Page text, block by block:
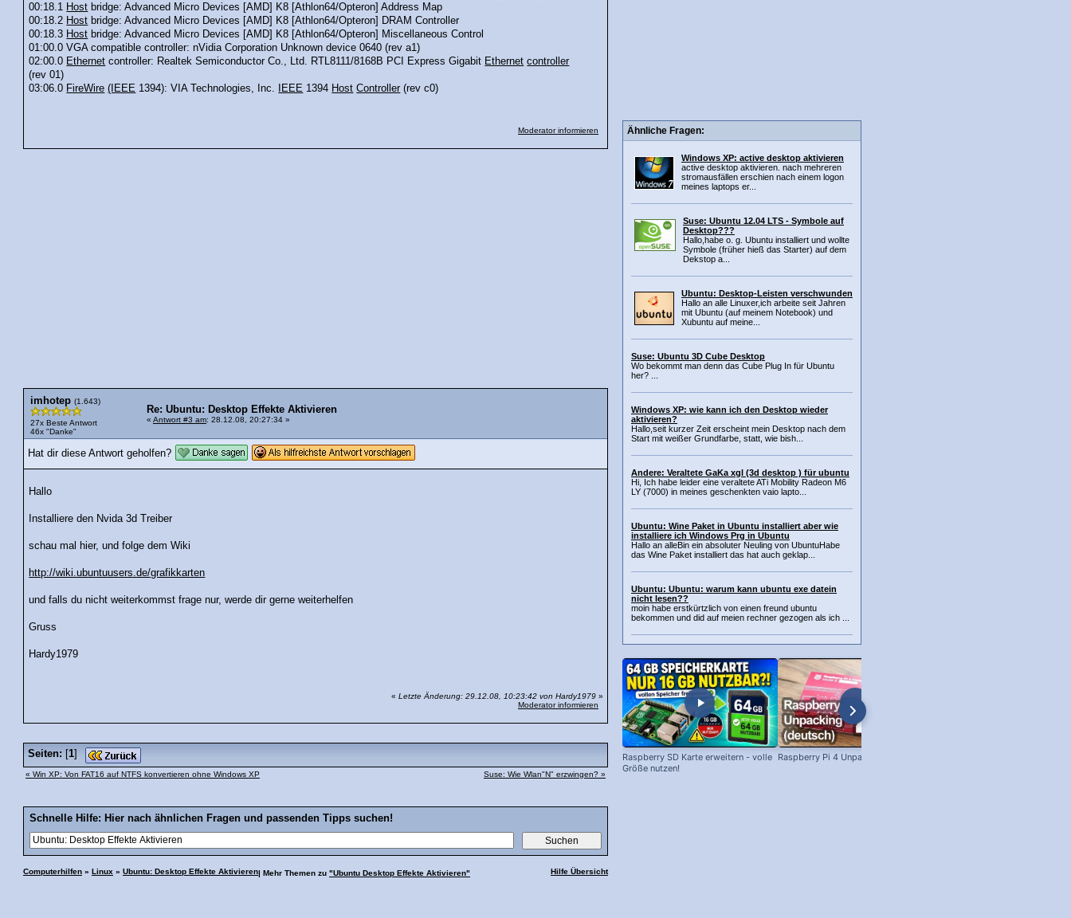
00:18.1
Host bridge: Advanced Micro Devices [AMD] K8 [Athlon64/Opteron] Address Map
00:18.2 Host bridge: Advanced Micro Devices [AMD] K8 [Athlon64/Opteron] DRAM Controller
00:18.3 Host bridge: Advanced Micro Devices [AMD] K8 [Athlon64/Opteron] Miscellaneous Control
01:00.0 VGA compatible controller: nVidia Corporation Unknown device 0640 (rev a1)
02:00.0 Ethernet controller: Realtek Semiconductor Co., Ltd. RTL8111/8168B PCI Express Gigabit Ethernet controller
(rev 01)
03:06.0 FireWire (IEEE 1394): VIA Technologies, Inc. IEEE 1394 Host Controller(rev c0)
Moderator informieren
imhotep (1.643)
27x Beste Antwort
46x "Danke"
Re: Ubuntu: Desktop Effekte Aktivieren
« Antwort #3 am: 28.12.08, 20:27:34 »
Hat dir diese Antwort geholfen?
Hallo
Installiere den Nvida 3d Treiber
schau mal hier, und folge dem Wiki
http://wiki.ubuntuusers.de/grafikkarten
und falls du nicht weiterkommst frage nur, werde dir gerne weiterhelfen
Gruss
Hardy1979
« Letzte Änderung: 29.12.08, 10:23:42 von Hardy1979 »
Moderator informieren
Seiten: [1]
« Win XP: Von FAT16 auf NTFS konvertieren ohne Windows XP Suse: Wie Wlan"N" erzwingen? »
Schnelle Hilfe: Hier nach ähnlichen Fragen und passenden Tipps suchen!
Computerhilfen » Linux » Ubuntu: Desktop Effekte Aktivieren Hilfe Übersicht
| Mehr Themen zu "Ubuntu Desktop Effekte Aktivieren"
Ähnliche Fragen:
Windows XP: active desktop aktivieren
active desktop aktivieren. nach mehreren
stromausfällen erschien nach einem logon
meines laptops er...
Suse: Ubuntu 12.04 LTS - Symbole auf
Desktop???
Hallo,habe o. g. Ubuntu installiert und wollte
Symbole (früher hieß das Starter) auf dem
Dekstop a...
Ubuntu: Desktop-Leisten verschwunden
Hallo an alle Linuxer,ich arbeite seit Jahren
mit Ubuntu (auf meinem Notebook) und
Xubuntu auf meine...
Suse: Ubuntu 3D Cube Desktop
Wo bekommt man denn das Cube Plug In für Ubuntu
her? ...
Windows XP: wie kann ich den Desktop wieder
aktivieren?
Hallo,seit kurzer Zeit erscheint mein Desktop nach dem
Start mit weißer Grundfarbe, statt, wie bish...
Andere: Veraltete GaKa xgl (3d desktop ) für ubuntu
Hi, Ich habe leider eine veraltete ATi Mobility Radeon M6
LY (7000) in meines geschenkten vaio lapto...
Ubuntu: Wine Paket in Ubuntu installiert aber wie
installiere ich Windows Prg in Ubuntu
Hallo an alleBin ein absoluter Neuling von UbuntuHabe
das Wine Paket installiert das hat auch geklap...
Ubuntu: Ubuntu: warum kann ubuntu exe datein
nicht lesen??
moin habe erstkürtzlich von einen freund ubuntu
bekommen und did auf meien rechner gezogen als ich ...
Raspberry SD Karte erweitern - volle
Größe nutzen!
Raspberry Pi 4 Unpacking (deutsch)